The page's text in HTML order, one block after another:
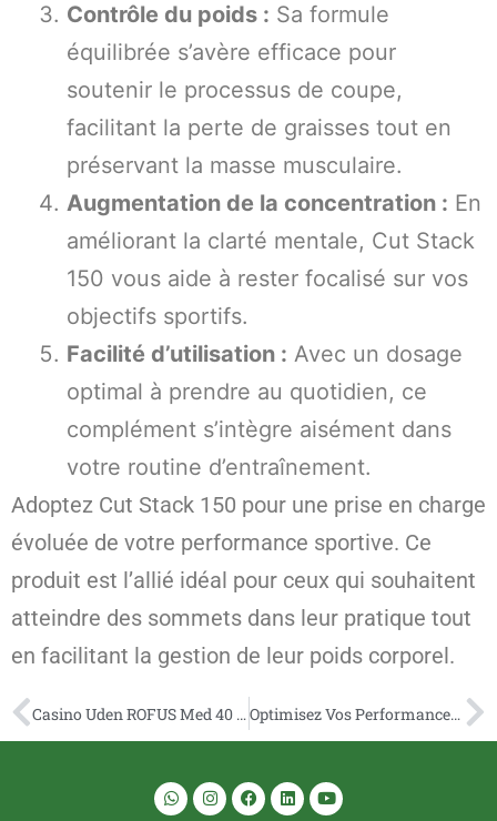
Contrôle du poids : Sa formule
équilibrée s’avère efficace pour
soutenir le processus de coupe,
facilitant la perte de graisses tout en
préservant la masse musculaire.
Augmentation de la concentration : En
améliorant la clarté mentale, Cut Stack
150 vous aide à rester focalisé sur vos
objectifs sportifs.
Facilité d’utilisation : Avec un dosage
optimal à prendre au quotidien, ce
complément s’intègre aisément dans
votre routine d’entraînement.
Adoptez Cut Stack 150 pour une prise en charge
évoluée de votre performance sportive. Ce
produit est l’allié idéal pour ceux qui souhaitent
atteindre des sommets dans leur pratique tout
en facilitant la gestion de leur poids corporel.
Casino Uden ROFUS Med 40 Unikke Spiloplevelser Optimisez Vos Performances avec Nolvapex Musculation